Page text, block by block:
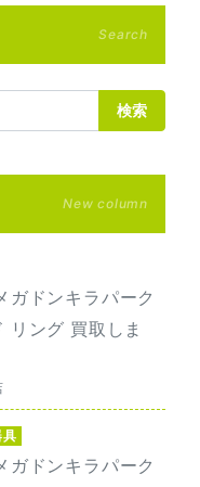
Search
検索
New column
ガドンキラパーク
リング 買取しま
ガドンキラパーク